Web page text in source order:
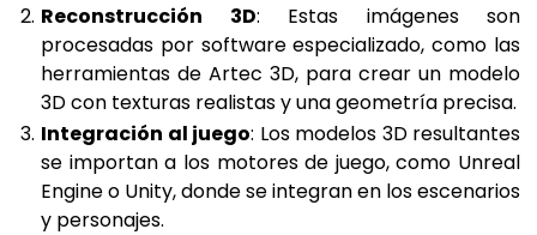
Reconstrucción 3D: Estas imágenes son
procesadas por software especializado, como las
herramientas de Artec 3D, para crear un modelo
3D con texturas realistas y una geometría precisa.
Integración al juego: Los modelos 3D resultantes
se importan a los motores de juego, como Unreal
Engine o Unity, donde se integran en los escenarios
y personajes.